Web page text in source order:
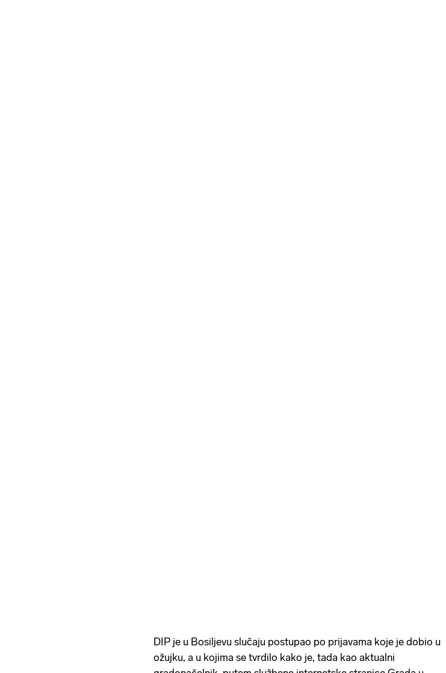
DIP je u Bosiljevu slučaju postupao po prijavama koje je dobio u
ožujku, a u kojima se tvrdilo kako je, tada kao aktualni